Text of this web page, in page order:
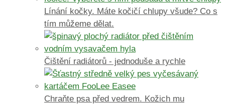
Línání kočky. Máte kočičí chlupy všude? Co s
tím můžeme dělat.
Čištění radiátorů - jednoduše a rychle
Chraňte psa před vedrem. Kožich mu